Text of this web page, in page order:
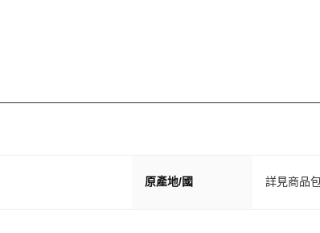
原產地/國 詳見商品